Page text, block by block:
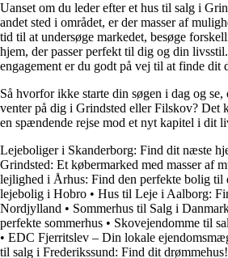
Uanset om du leder efter et hus til salg i
andet sted i området, er der masser af
tid til at undersøge markedet, besøge
hjem, der passer perfekt til dig og din
engagement er du godt på vej til at finde dit
Så hvorfor ikke starte din søgen i dag og
venter på dig i Grindsted eller Filskov? Det
en spændende rejse mod et nyt kapitel i dit
Lejeboliger i Skanderborg: Find dit næste
Grindsted: Et købermarked med masser af
lejlighed i Århus: Find den perfekte bolig til
lejebolig i Hobro • Hus til Leje i Aalborg:
Nordjylland • Sommerhus til Salg i
perfekte sommerhus • Skovejendomme til
• EDC Fjerritslev – Din lokale
til salg i Frederikssund: Find dit drømmehus!